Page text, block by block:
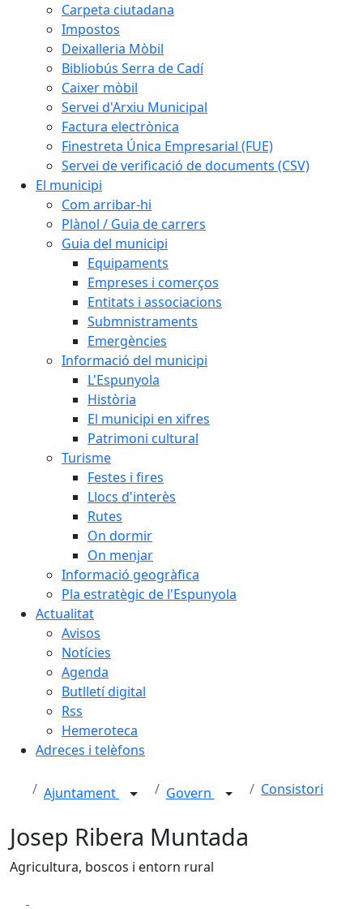
Carpeta ciutadana
Impostos
Deixalleria Mòbil
Bibliobús Serra de Cadí
Caixer mòbil
Servei d'Arxiu Municipal
Factura electrònica
Finestreta Única Empresarial (FUE)
Servei de verificació de documents (CSV)
El municipi
Com arribar-hi
Plànol / Guia de carrers
Guia del municipi
Equipaments
Empreses i comerços
Entitats i associacions
Submnistraments
Emergències
Informació del municipi
L'Espunyola
Història
El municipi en xifres
Patrimoni cultural
Turisme
Festes i fires
Llocs d'interès
Rutes
On dormir
On menjar
Informació geogràfica
Pla estratègic de l'Espunyola
Actualitat
Avisos
Notícies
Agenda
Butlletí digital
Rss
Hemeroteca
Adreces i telèfons
Ajuntament Govern Consistori
Josep Ribera Muntada
Agricultura, boscos i entorn rural